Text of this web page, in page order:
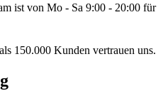
ist von Mo - Sa 9:00 - 20:00 für
150.000 Kunden vertrauen uns.